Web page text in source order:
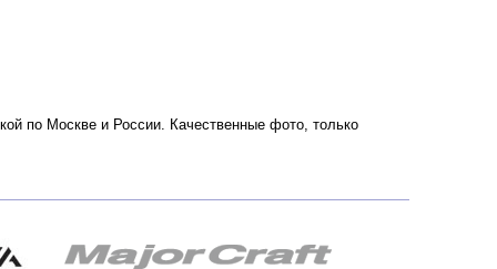
по Москве и России. Качественные фото, только